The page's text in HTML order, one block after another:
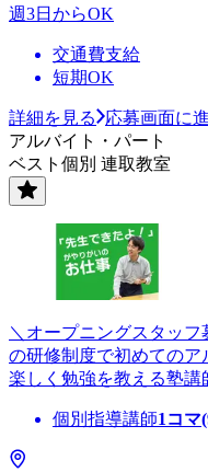
週3日からOK
交通費支給
短期OK
詳細を見る
応募画面に
アルバイト・パート
ベスト個別 連取教室
＼オープニングスタッ
の研修制度で初めての
楽しく勉強を教える塾講
個別指導講師1コマ